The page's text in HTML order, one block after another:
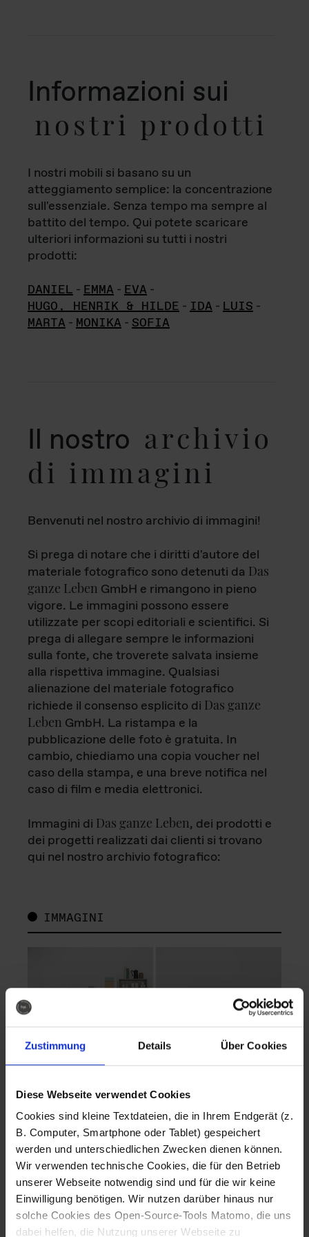
Zustimmung Details Über Cookies
Diese Webseite verwendet Cookies
Cookies sind kleine Textdateien, die in Ihrem Endgerät (z.
B. Computer, Smartphone oder Tablet) gespeichert
werden und unterschiedlichen Zwecken dienen können.
Wir verwenden technische Cookies, die für den Betrieb
unserer Webseite notwendig sind und für die wir keine
Einwilligung benötigen. Wir nutzen darüber hinaus nur
solche Cookies des Open-Source-Tools Matomo, die uns
dabei helfen, die Nutzung unserer Webseite zu
Informazioni sui
nostri prodotti
I nostri mobili si basano su un
atteggiamento semplice: la concentrazione
sull'essenziale. Senza tempo ma sempre al
battito del tempo. Qui potete scaricare
ulteriori informazioni su tutti i nostri
prodotti:
DANIEL - EMMA - EVA -
HUGO, HENRIK & HILDE - IDA - LUIS -
MARTA - MONIKA - SOFIA
Il nostro archivio
di immagini
Benvenuti nel nostro archivio di immagini!
Si prega di notare che i diritti d'autore del
materiale fotografico sono detenuti da Das
ganze Leben GmbH e rimangono in pieno
vigore. Le immagini possono essere
utilizzate per scopi editoriali e scientifici. Si
prega di allegare sempre le informazioni
sulla fonte, che troverete salvata insieme
alla rispettiva immagine. Qualsiasi
alienazione del materiale fotografico
richiede il consenso esplicito di Das ganze
Leben GmbH. La ristampa e la
pubblicazione delle foto è gratuita. In
cambio, chiediamo una copia voucher nel
caso della stampa, e una breve notifica nel
caso di film e media elettronici.
Immagini di Das ganze Leben, dei prodotti e
dei progetti realizzati dai clienti si trovano
qui nel nostro archivio fotografico:
IMMAGINI
Fotografo: Lorenz
Sternbach
Download
Fotografo: Lorenz
Sternbach
Download